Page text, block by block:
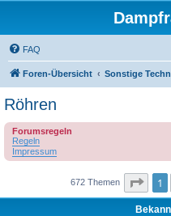
FAQ
Foren-Übersicht Sonstige
Röhren
Forumsregeln
Regeln
Impressum
672 Themen Seite
1